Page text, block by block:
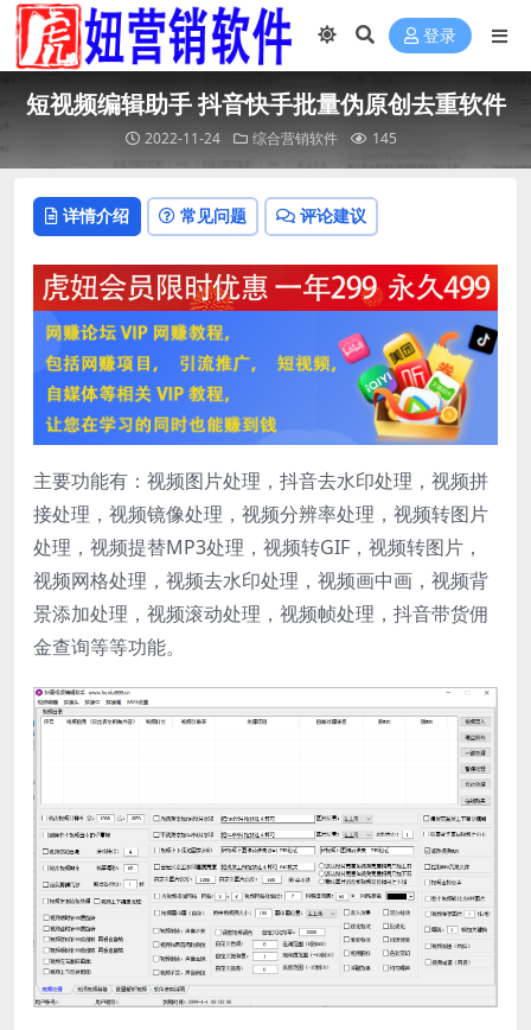
登录
短视频编辑助手 抖音快手批量伪原创去重软件
2022-11-24 综合营销软件 145
详情介绍 常见问题 评论建议
主要功能有：视频图片处理，抖音去水印处理，视频拼
接处理，视频镜像处理，视频分辨率处理，视频转图片
处理，视频提替MP3处理，视频转GIF，视频转图片，
视频网格处理，视频去水印处理，视频画中画，视频背
景添加处理，视频滚动处理，视频帧处理，抖音带货佣
金查询等等功能。